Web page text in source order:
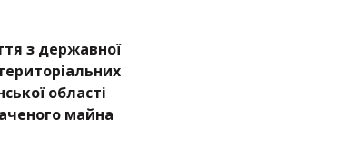
з державної
області
майна